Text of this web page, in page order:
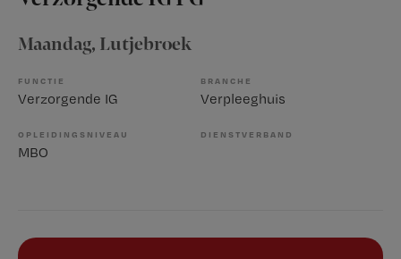
Maandag, Lutjebroek
FUNCTIE
Verzorgende IG
BRANCHE
Verpleeghuis
OPLEIDINGSNIVEAU
MBO
DIENSTVERBAND